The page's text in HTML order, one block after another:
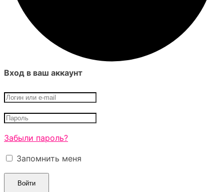
Вход в ваш аккаунт
Забыли пароль?
Запомнить меня